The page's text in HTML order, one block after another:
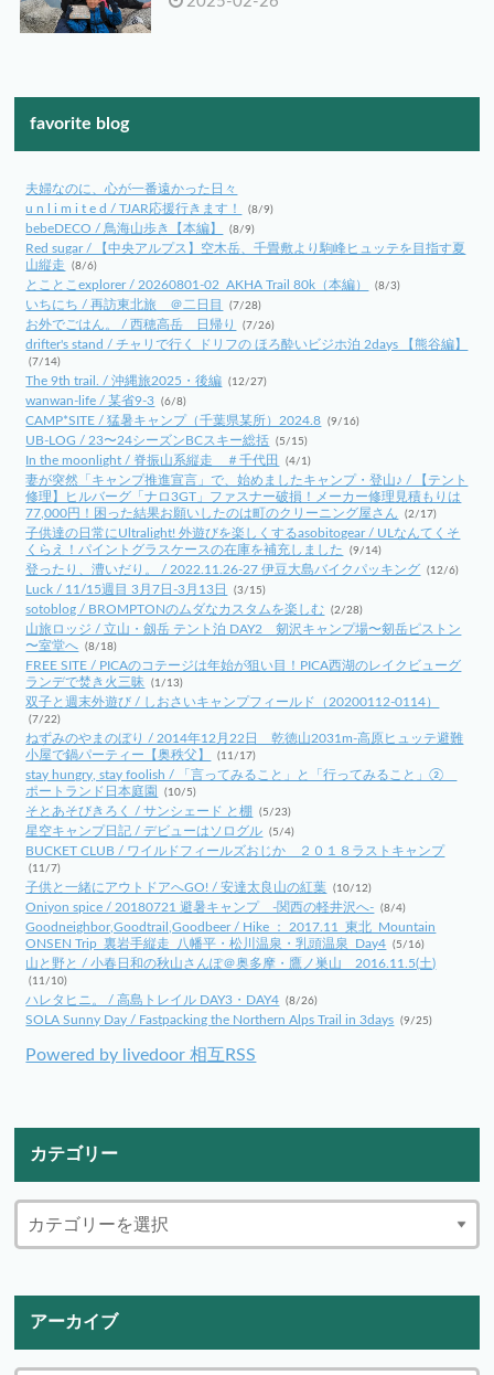
favorite blog
夫婦なのに、心が一番遠かった日々
u n l i m i t e d / TJAR応援行きます！
(8/9)
bebeDECO / 鳥海山歩き【本編】 (8/9)
Red sugar / 【中央アルプス】空木岳、千畳敷より駒峰ヒュッテを目指す夏
山縦走
(8/6)
とことこexplorer / 20260801-02_AKHA Trail 80k（本編） (8/3)
いちにち / 再訪東北旅 ＠二日目 (7/28)
お外でごはん。 / 西穂高岳 日帰り (7/26)
drifter's stand / チャリで行く ドリフの ほろ酔いビジホ泊 2days 【熊谷編】
(7/14)
The 9th trail. / 沖縄旅2025・後編 (12/27)
wanwan-life / 某省9-3 (6/8)
CAMP*SITE / 猛暑キャンプ（千葉県某所）2024.8 (9/16)
UB-LOG / 23〜24シーズンBCスキー総括 (5/15)
In the moonlight / 脊振山系縦走 ＃千代田 (4/1)
妻が突然「キャンプ推進宣言」で、始めましたキャンプ・登山♪ / 【テント
修理】ヒルバーグ「ナロ3GT」ファスナー破損！メーカー修理見積もりは
77,000円！困った結果お願いしたのは町のクリーニング屋さん
(2/17)
子供達の日常にUltralight! 外遊びを楽しくするasobitogear / ULなんてくそ
くらえ！パイントグラスケースの在庫を補充しました
(9/14)
登ったり、漕いだり。 / 2022.11.26-27 伊豆大島バイクパッキング (12/6)
Luck / 11/15週目 3月7日-3月13日 (3/15)
sotoblog / BROMPTONのムダなカスタムを楽しむ (2/28)
山旅ロッジ / 立山・劔岳 テント泊 DAY2 剱沢キャンプ場〜剱岳ピストン
〜室堂へ (8/18)
FREE SITE / PICAのコテージは年始が狙い目！PICA西湖のレイクビューグ
ランデで焚き火三昧
(1/13)
双子と週末外遊び / しおさいキャンプフィールド（20200112-0114）
(7/22)
ねずみのやまのぼり / 2014年12月22日 乾徳山2031m-高原ヒュッテ避難
小屋で鍋パーティー【奥秩父】
(11/17)
stay hungry, stay foolish / 「言ってみること」と「行ってみること」②
ポートランド日本庭園
(10/5)
そとあそびきろく / サンシェード と棚 (5/23)
星空キャンプ日記 / デビューはソログル (5/4)
BUCKET CLUB / ワイルドフィールズおじか ２０１８ラストキャンプ
(11/7)
子供と一緒にアウトドアへGO! / 安達太良山の紅葉 (10/12)
Oniyon spice / 20180721 避暑キャンプ -関西の軽井沢へ- (8/4)
Goodneighbor,Goodtrail,Goodbeer / Hike ： 2017.11_東北_Mountain
ONSEN Trip_裏岩手縦走_八幡平・松川温泉・乳頭温泉_Day4 (5/16)
山と野と / 小春日和の秋山さんぽ＠奥多摩・鷹ノ巣山 2016.11.5(土)
(11/10)
ハレタヒニ。 / 高島トレイル DAY3・DAY4 (8/26)
SOLA Sunny Day / Fastpacking the Northern Alps Trail in 3days (9/25)
Powered by livedoor 相互RSS
カテゴリー
アーカイブ